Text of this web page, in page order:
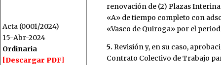
Acta (0001/2024)
15-Abr-2024
Ordinaria
[Descargar PDF]
renovación de (2) Plazas
«A» de tiempo completo con
«Vasco de Quiroga» por el
5. Revisión y, en su caso,
Contrato Colectivo de Trabajo